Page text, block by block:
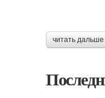
читать